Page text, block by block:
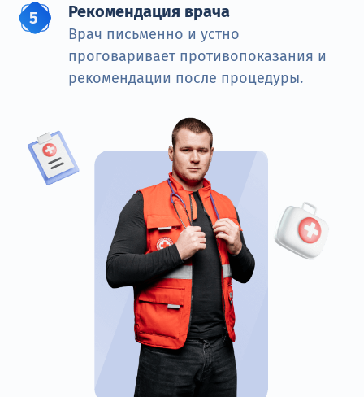
Рекомендация врача
Врач письменно и устно
проговаривает противопоказания и
рекомендации после процедуры.